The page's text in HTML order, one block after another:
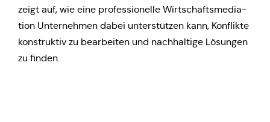
zeigt auf, wie eine pro­fes­sio­nel­le Wirt­schafts­me­dia­
ti­on Unter­neh­men dabei unter­stüt­zen kann, Kon­flik­te
kon­struk­tiv zu bear­bei­ten und nach­hal­ti­ge Lösun­gen
zu finden.